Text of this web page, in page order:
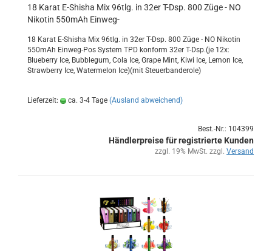
18 Karat E-​Shi­sha Mix 96tlg. in 32er T-Dsp. 800 Züge - NO
Ni­ko­tin 550mAh Einweg-​​
18 Karat E-​Shisha Mix 96tlg. in 32er T-Dsp. 800 Züge - NO Ni­ko­tin
550mAh Einweg-​Pos Sys­tem TPD kon­form 32er T-Dsp.(je 12x:
Blue­ber­ry Ice, Bub­ble­gum, Cola Ice, Grape Mint, Kiwi Ice, Lemon Ice,
Straw­ber­ry Ice, Wa­ter­me­lon Ice)(mit Steu­er­ban­de­ro­le)
Lieferzeit: ca. 3-4 Tage (Ausland abweichend)
Best.-Nr.: 104399
Händlerpreise für registrierte Kunden
zzgl. 19% MwSt. zzgl. Versand